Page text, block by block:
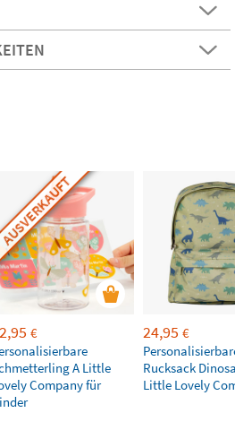
€
A Little
Company für
24,95 €
Rucksack
Little Lovely